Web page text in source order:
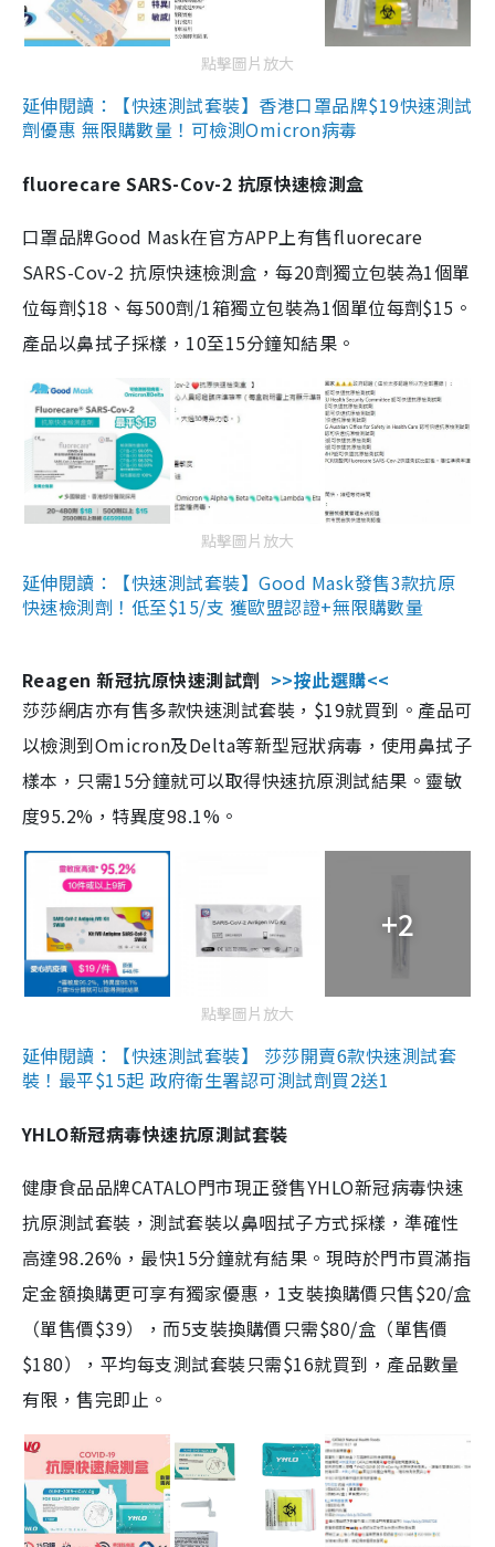
點擊圖片放大
延伸閱讀：【快速測試套裝】香港口罩品牌$19快速測試
劑優惠 無限購數量！可檢測Omicron病毒
fluorecare SARS-Cov-2 抗原快速檢測盒
口罩品牌Good Mask在官方APP上有售fluorecare
SARS-Cov-2 抗原快速檢測盒，每20劑獨立包裝為1個單
位每劑$18、每500劑/1箱獨立包裝為1個單位每劑$15。
產品以鼻拭子採樣，10至15分鐘知結果。
點擊圖片放大
延伸閱讀：【快速測試套裝】Good Mask發售3款抗原
快速檢測劑！低至$15/支 獲歐盟認證+無限購數量
Reagen 新冠抗原快速測試劑 >>按此選購<<
莎莎網店亦有售多款快速測試套裝，$19就買到。產品可
以檢測到Omicron及Delta等新型冠狀病毒，使用鼻拭子
樣本，只需15分鐘就可以取得快速抗原測試結果。靈敏
度95.2%，特異度98.1%。
+2
點擊圖片放大
延伸閱讀：【快速測試套裝】 莎莎開賣6款快速測試套
裝！最平$15起 政府衛生署認可測試劑買2送1
YHLO新冠病毒快速抗原測試套裝
健康食品品牌CATALO門市現正發售YHLO新冠病毒快速
抗原測試套裝，測試套裝以鼻咽拭子方式採樣，準確性
高達98.26%，最快15分鐘就有結果。現時於門市買滿指
定金額換購更可享有獨家優惠，1支裝換購價只售$20/盒
（單售價$39），而5支裝換購價只需$80/盒（單售價
$180），平均每支測試套裝只需$16就買到，產品數量
有限，售完即止。